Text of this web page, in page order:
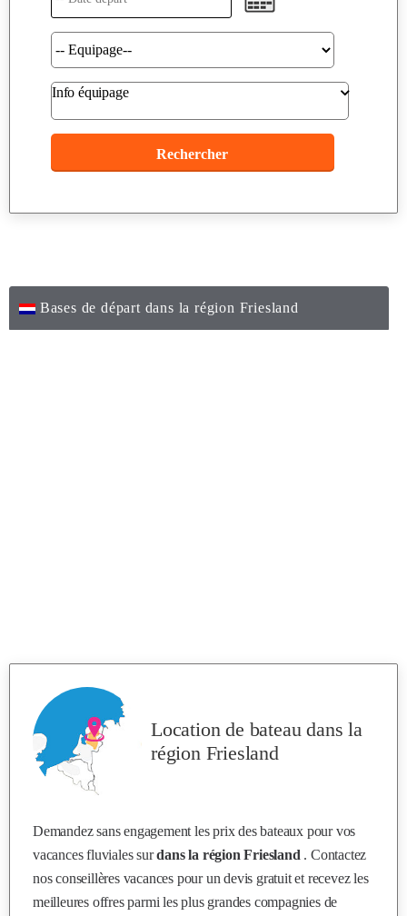
Info équipage
Bases de départ dans la région Friesland
Location de bateaudans la
région Friesland
Demandez sans engagement les prix des bateaux pour vos
vacances fluviales surdans la région Friesland . Contactez
nos conseillères vacances pour un devis gratuit et recevez les
meilleures offres parmi les plus grandes compagnies de